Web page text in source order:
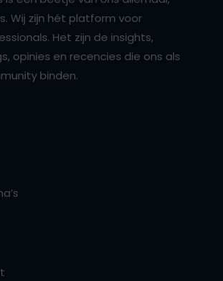
Wij zijn hét platform voor
Het zijn de insights,
opinies en recencies die ons als
binden.